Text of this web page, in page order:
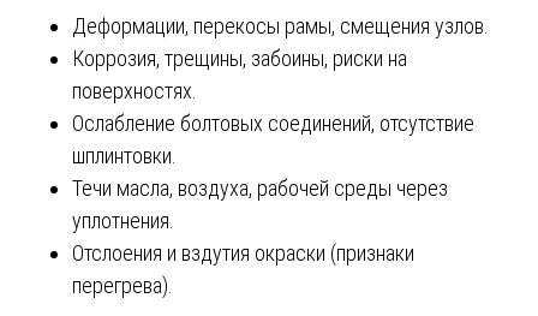
Деформации, перекосы рамы, смещения узлов.
Коррозия, трещины, забоины, риски на
поверхностях.
Ослабление болтовых соединений, отсутствие
шплинтовки.
Течи масла, воздуха, рабочей среды через
уплотнения.
Отслоения и вздутия окраски (признаки
перегрева).